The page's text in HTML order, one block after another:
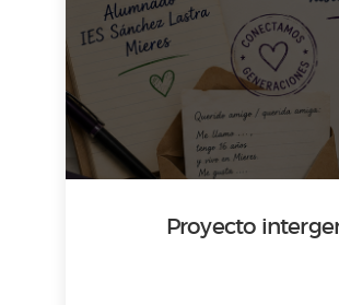
Proyecto